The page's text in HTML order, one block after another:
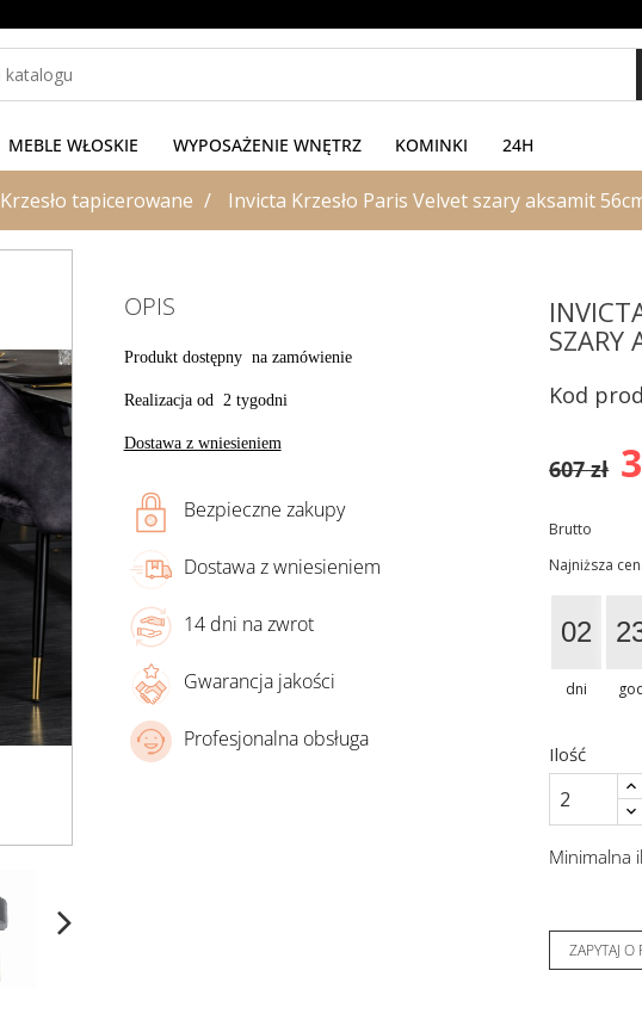
MEBLE WŁOSKIE WYPOSAŻENIE WNĘTRZ KOMINKI 24H
Krzesło tapicerowane Invicta Krzesło Paris Velvet szary aksamit
OPIS
Produkt dostępny na zamówienie
Realizacja od 2 tygodni
Dostawa z wniesieniem
Bezpieczne zakupy
Dostawa z wniesieniem
14 dni na zwrot
Gwarancja jakości
Profesjonalna obsługa
Kod
607 zł
Brutto
Najniższa
02
dni
Ilość
Minimalna
ZAPYTAJ O